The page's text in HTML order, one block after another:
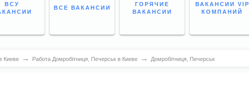
ВСУ
ВСЕ ВАКАНСИИ
ГОРЯЧИЕ
ВАКАНСИИ
ВАКАНСИИ VIP
КОМПАНИЙ
Киеве → Работа Домробітниця, Печерськ в Киеве → Домробітниця, Печерськ